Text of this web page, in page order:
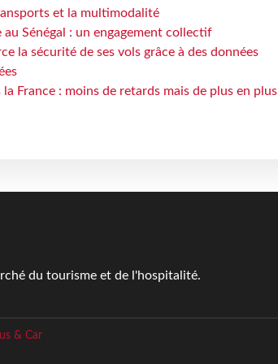
et la multimodalité
au Sénégal : un engagement collectif
la sécurité de ses vols grâce à des données
France : moins de retards mais de plus en plus
du tourisme et de l'hospitalité.
& Car